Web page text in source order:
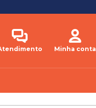
Minha conta